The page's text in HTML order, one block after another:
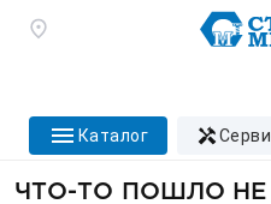
каталог
ЧТО-ТО ПОШЛО НЕ